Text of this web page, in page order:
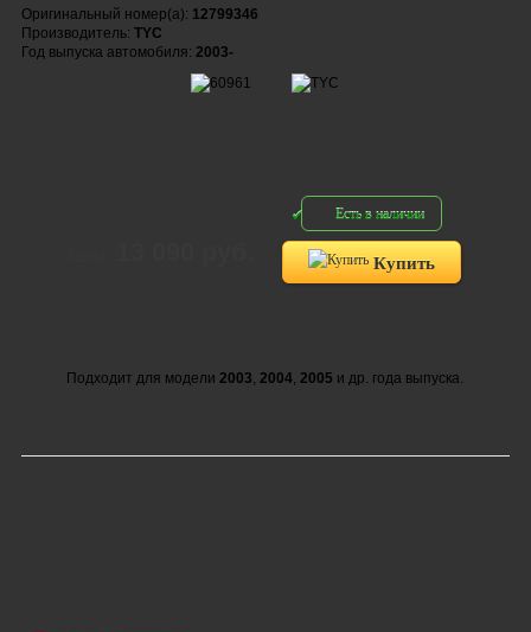
Оригинальный номер(а): 12799346
Производитель: TYC
Год выпуска автомобиля: 2003-
Есть в наличии
Купить
Подходит для модели 2003, 2004, 2005 и др. года выпуска.